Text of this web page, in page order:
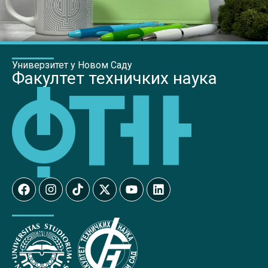
Универзитет у Новом Саду
Факултет техничких наука